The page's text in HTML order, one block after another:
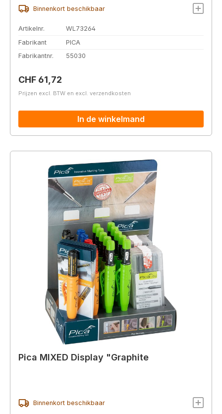
Binnenkort beschikbaar
Artikelnr.
WL73264
Fabrikant
PICA
Fabrikantnr.
55030
Normale prijs:
CHF 61,72
Prijzen excl. BTW en excl. verzendkosten
In de winkelmand
Pica MIXED Display "Graphite
Binnenkort beschikbaar